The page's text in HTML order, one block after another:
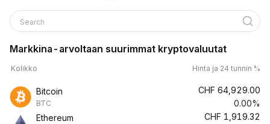
Search
Markkina-arvoltaan suurimmat kryptovaluutat
Kolikko Hinta ja 24 tunnin %
Bitcoin
BTC
CHF 64,929.00
0.00%
Ethereum
CHF 1,919.32